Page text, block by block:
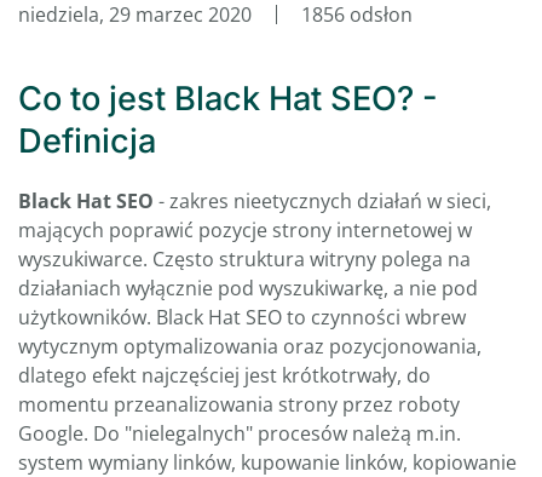
niedziela, 29 marzec 2020 1856 odsłon
Co to jest Black Hat SEO? -
Definicja
Black Hat SEO - zakres nieetycznych działań w sieci,
mających poprawić pozycje strony internetowej w
wyszukiwarce. Często struktura witryny polega na
działaniach wyłącznie pod wyszukiwarkę, a nie pod
użytkowników. Black Hat SEO to czynności wbrew
wytycznym optymalizowania oraz pozycjonowania,
dlatego efekt najczęściej jest krótkotrwały, do
momentu przeanalizowania strony przez roboty
Google. Do "nielegalnych" procesów należą m.in.
system wymiany linków, kupowanie linków, kopiowanie